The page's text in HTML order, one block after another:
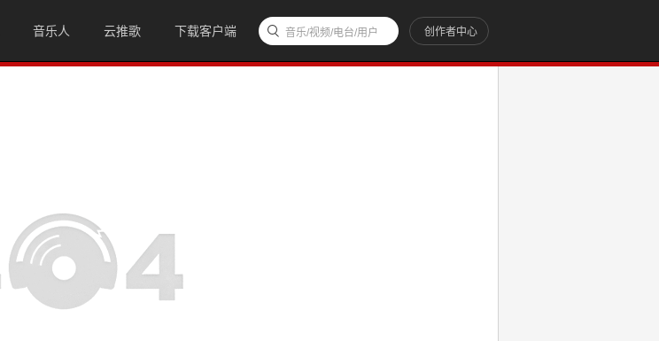
音乐人 云推歌 下载客户端 创作者中心
音乐/视频/电台/用户